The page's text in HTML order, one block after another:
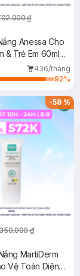
₫
Anessa Cho
& Trẻ Em 60ml
436/tháng
92%
-58%
₫
MartiDerm
Vệ Toàn Diện